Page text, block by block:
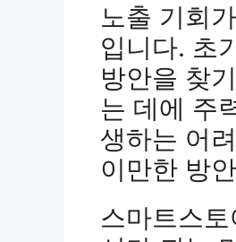
노출 기회
입니다. 초
방안을 찾
는 데에 주
생하는 어
이만한 방
스마트스